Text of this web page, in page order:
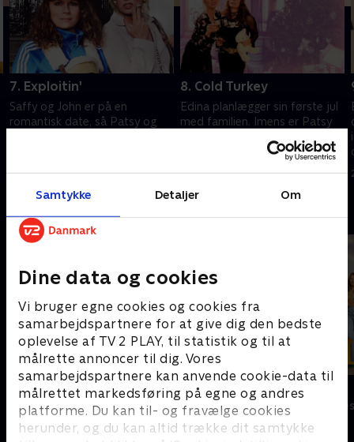
Samtykke Detaljer Om
Dine data og cookies
Vi bruger egne cookies og cookies fra
samarbejdspartnere for at give dig den bedste
oplevelse af TV 2 PLAY, til statistik og til at
målrette annoncer til dig. Vores
samarbejdspartnere kan anvende cookie-data til
målrettet markedsføring på egne og andres
platforme. Du kan til- og fravælge cookies
herunder, og du kan altid trække dit samtykke
7. Exploitin'
Saffy og John er på en
romantisk date, så Patsy og
1. maj 2023 • 28 min
8. Cold Turkey
Edina planlægger sin første jul
med familien. Imens er Patsy
søster Jackies ankomst.
1. maj 2023 • 28 min
Andre så også
Sølykken
Komedie • 4 sæsoner
Solsidan
Komedie • 9